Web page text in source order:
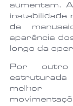
aumentam.
instabilidade
de
aparência
longo da
Por
melhor